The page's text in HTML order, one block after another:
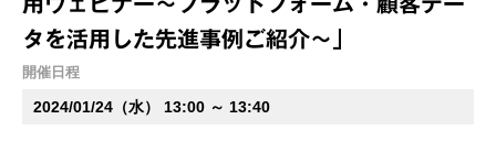
タを活用した先進事例ご紹介～」
開催日程
2024/01/24（水） 13:00 ～ 13:40